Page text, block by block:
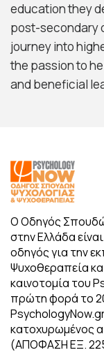
education they
post-secondary
journey into
the passion to
and beneficial
Ο Οδηγός
στην Ελλάδα
οδηγός για την
Ψυχοθεραπεία
καινοτομία του
πρώτη φορά το
PsychologyNow.gr
κατοχυρωμένος
(ΑΠΟΦΑΣΗ ΕΞ.